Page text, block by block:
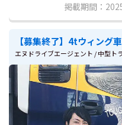
掲載期間：
【募集終了】4tウィング
エヌドライブエージェント / 中型ト